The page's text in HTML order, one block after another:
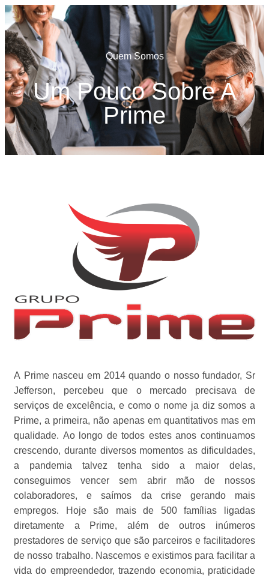
Quem Somos
Um Pouco Sobre A
Prime
A Prime nasceu em 2014 quando o nosso fundador, Sr
Jefferson, percebeu que o mercado precisava de
serviços de excelência, e como o nome ja diz somos a
Prime, a primeira, não apenas em quantitativos mas em
qualidade. Ao longo de todos estes anos continuamos
crescendo, durante diversos momentos as dificuldades,
a pandemia talvez tenha sido a maior delas,
conseguimos vencer sem abrir mão de nossos
colaboradores, e saímos da crise gerando mais
empregos. Hoje são mais de 500 famílias ligadas
diretamente a Prime, além de outros inúmeros
prestadores de serviço que são parceiros e facilitadores
de nosso trabalho. Nascemos e existimos para facilitar a
vida do empreendedor, trazendo economia, praticidade